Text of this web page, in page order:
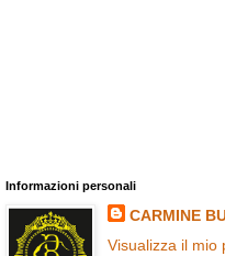
Informazioni personali
CARMINE
Visualizza il mio